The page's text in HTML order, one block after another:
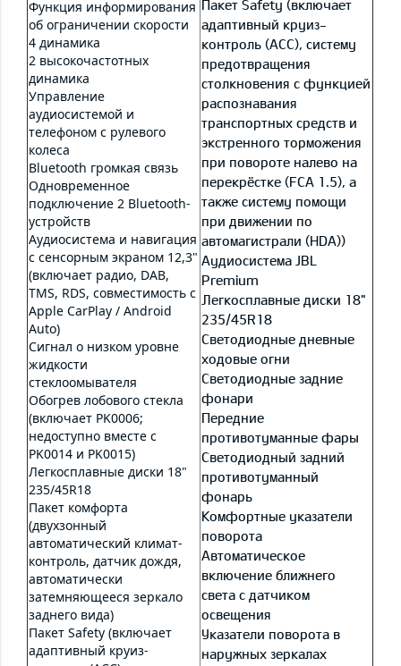
Функция информирования
об ограничении скорости
4 динамика
2 высокочастотных
динамика
Управление
аудиосистемой и
телефоном с рулевого
колеса
Bluetooth громкая связь
Одновременное
подключение 2 Bluetooth-
устройств
Аудиосистема и навигация
с сенсорным экраном 12,3"
(включает радио, DAB,
TMS, RDS, совместимость с
Apple CarPlay / Android
Auto)
Сигнал о низком уровне
жидкости
стеклоомывателя
Обогрев лобового стекла
(включает PK0006;
недоступно вместе с
PK0014 и PK0015)
Легкосплавные диски 18"
235/45R18
Пакет комфорта
(двухзонный
автоматический климат-
контроль, датчик дождя,
автоматически
затемняющееся зеркало
заднего вида)
Пакет Safety (включает
адаптивный круиз-
Пакет Safety (включает
адаптивный круиз-
контроль (ACC), систему
предотвращения
столкновения с функцией
распознавания
транспортных средств и
экстренного торможения
при повороте налево на
перекрёстке (FCA 1.5), а
также систему помощи
при движении по
автомагистрали (HDA))
Аудиосистема JBL
Premium
Легкосплавные диски 18"
235/45R18
Светодиодные дневные
ходовые огни
Светодиодные задние
фонари
Передние
противотуманные фары
Светодиодный задний
противотуманный
фонарь
Комфортные указатели
поворота
Автоматическое
включение ближнего
света с датчиком
освещения
Указатели поворота в
наружных зеркалах